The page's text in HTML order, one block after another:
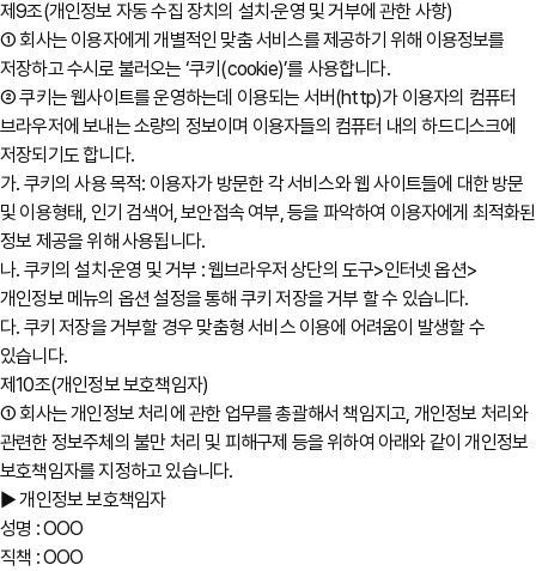
제9조(개인정보 자동 수집 장치의 설치∙운영 및 거부에 관한 사항)
① 회사는 이용자에게 개별적인 맞춤 서비스를 제공하기 위해 이용정보를
저장하고 수시로 불러오는 ‘쿠키(cookie)’를 사용합니다.
② 쿠키는 웹사이트를 운영하는데 이용되는 서버(http)가 이용자의 컴퓨터
브라우저에 보내는 소량의 정보이며 이용자들의 컴퓨터 내의 하드디스크에
저장되기도 합니다.
가. 쿠키의 사용 목적: 이용자가 방문한 각 서비스와 웹 사이트들에 대한 방문
및 이용형태, 인기 검색어, 보안접속 여부, 등을 파악하여 이용자에게 최적화된
정보 제공을 위해 사용됩니다.
나. 쿠키의 설치∙운영 및 거부 : 웹브라우저 상단의 도구>인터넷 옵션>
개인정보 메뉴의 옵션 설정을 통해 쿠키 저장을 거부 할 수 있습니다.
다. 쿠키 저장을 거부할 경우 맞춤형 서비스 이용에 어려움이 발생할 수
있습니다.
제10조(개인정보 보호책임자)
① 회사는 개인정보 처리에 관한 업무를 총괄해서 책임지고, 개인정보 처리와
관련한 정보주체의 불만 처리 및 피해구제 등을 위하여 아래와 같이 개인정보
보호책임자를 지정하고 있습니다.
▶ 개인정보 보호책임자
성명 : OOO
직책 : OOO